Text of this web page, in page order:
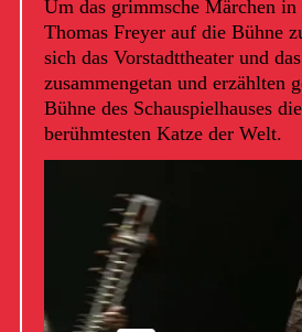
Um das grimmsche Märchen in
Thomas Freyer auf die Bühne
sich das Vorstadttheater und
zusammengetan und erzählten
Bühne des Schauspielhauses
berühmtesten Katze der Welt.